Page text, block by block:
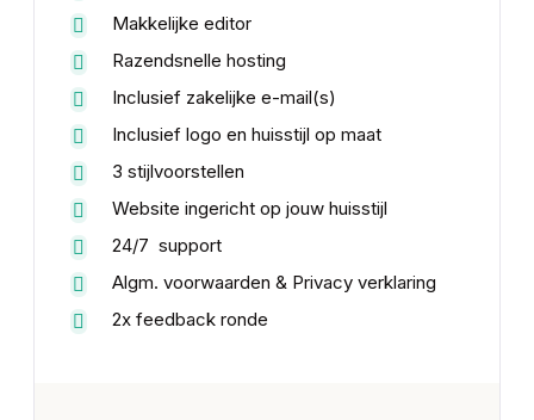
Makkelijke editor
Razendsnelle hosting
Inclusief zakelijke e-mail(s)
Inclusief logo en huisstijl op maat
3 stijlvoorstellen
Website ingericht op jouw huisstijl
24/7 support
Algm. voorwaarden & Privacy verklaring
2x feedback ronde